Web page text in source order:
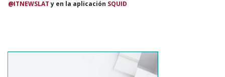
@ITNEWSLATy en la aplicación SQUID